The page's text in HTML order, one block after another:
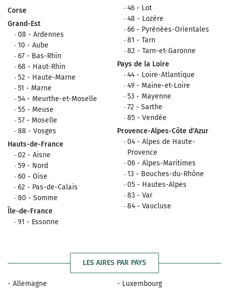
Corse
Grand-Est
08 - Ardennes
10 - Aube
67 - Bas-Rhin
68 - Haut-Rhin
52 - Haute-Marne
51 - Marne
54 - Meurthe-et-Moselle
55 - Meuse
57 - Moselle
88 - Vosges
Hauts-de-France
02 - Aisne
59 - Nord
60 - Oise
62 - Pas-de-Calais
80 - Somme
Île-de-France
91 - Essonne
46 - Lot
48 - Lozère
66 - Pyrénées-Orientales
81 - Tarn
82 - Tarn-et-Garonne
Pays de la Loire
44 - Loire-Atlantique
49 - Maine-et-Loire
53 - Mayenne
72 - Sarthe
85 - Vendée
Provence-Alpes-Côte d'Azur
04 - Alpes de Haute-
Provence
06 - Alpes-Maritimes
13 - Bouches-du-Rhône
05 - Hautes-Alpes
83 - Var
84 - Vaucluse
LES AIRES PAR PAYS
- Allemagne
- Luxembourg